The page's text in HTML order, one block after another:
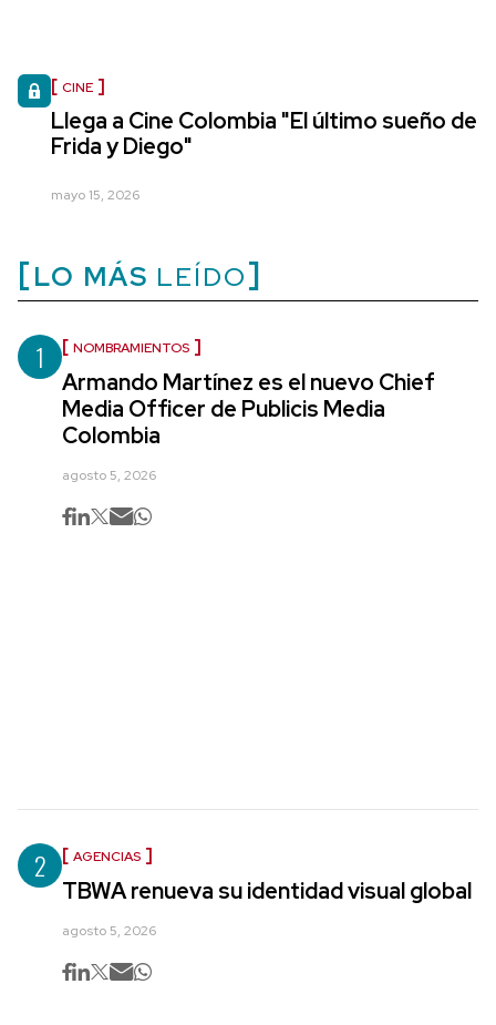
CINE
Llega a Cine Colombia "El último sueño de
Frida y Diego"
mayo 15, 2026
LO MÁS LEÍDO
1 NOMBRAMIENTOS
Armando Martínez es el nuevo Chief
Media Officer de Publicis Media
Colombia
agosto 5, 2026
2 AGENCIAS
TBWA renueva su identidad visual global
agosto 5, 2026